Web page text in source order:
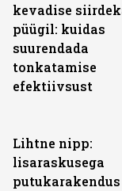
kevadise
püügil: kuidas
suurendada
tonkatamise
efektiivsust
Lihtne nipp:
lisaraskusega
putukarakendus